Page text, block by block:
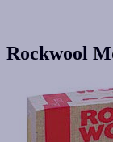
Rockwool